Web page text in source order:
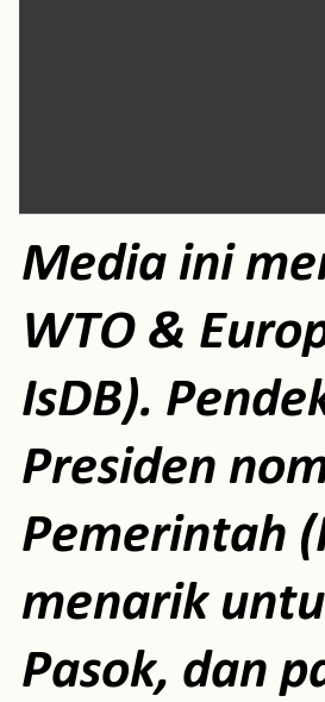
Media ini
WTO &
IsDB).
Presiden
Pemerintah
menarik
Pasok, dan